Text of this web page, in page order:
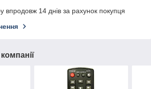
впродовж 14 днів за рахунок покупця